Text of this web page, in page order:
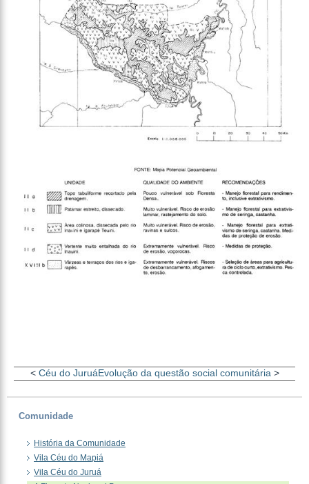
< Céu do JuruáEvolução da questão social comunitária >
Comunidade
História da Comunidade
Vila Céu do Mapiá
Vila Céu do Juruá